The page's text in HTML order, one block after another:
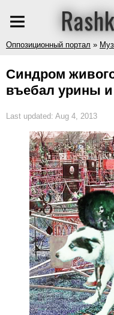
Оппозиционный портал »
Синдром
въебал урины и
Last updated: Aug 4, 2013